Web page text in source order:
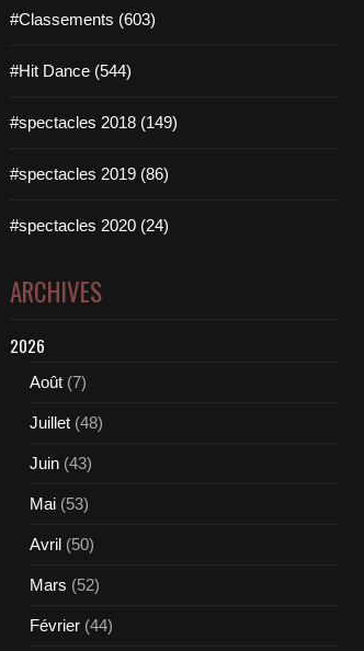
#Classements (603)
#Hit Dance (544)
#spectacles 2018 (149)
#spectacles 2019 (86)
#spectacles 2020 (24)
ARCHIVES
2026
Août (7)
Juillet (48)
Juin (43)
Mai (53)
Avril (50)
Mars (52)
Février (44)